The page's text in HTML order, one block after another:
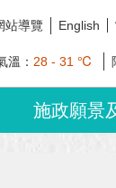
站導覽 English
溫： 28 - 31 ℃
施政願景